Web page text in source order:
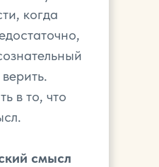
когда
в то, что
смысл